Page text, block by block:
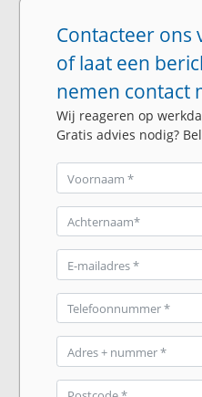
Contacteer ons
of laat een
nemen contact
Wij reageren op
Gratis advies nodig?